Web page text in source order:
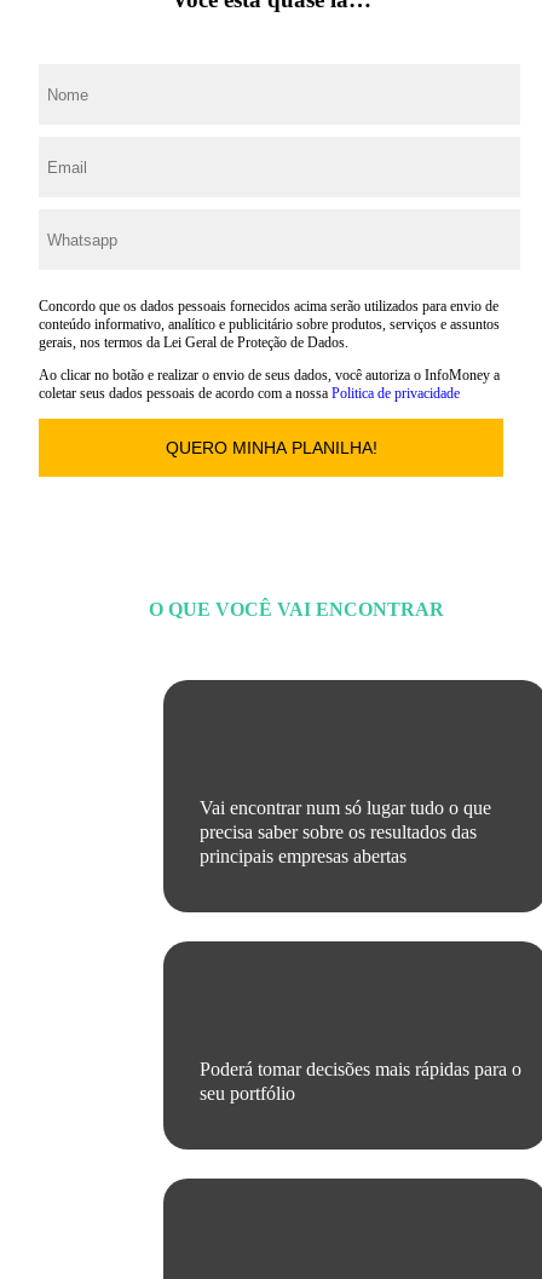
Concordo que os dados pessoais fornecidos acima serão utilizados para envio de
conteúdo informativo, analítico e publicitário sobre produtos, serviços e assuntos
gerais, nos termos da Lei Geral de Proteção de Dados.
Ao clicar no botão e realizar o envio de seus dados, você autoriza o InfoMoney a
coletar seus dados pessoais de acordo com a nossa Politica de privacidade
O QUE VOCÊ VAI ENCONTRAR
Vai encontrar num só lugar tudo o que
precisa saber sobre os resultados das
principais empresas abertas
Poderá tomar decisões mais rápidas para o
seu portfólio